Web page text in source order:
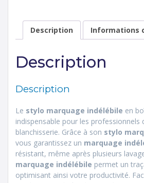
Description Informations
Description
Description
Le stylo marquage indélébile en
indispensable pour les professionnels
blanchisserie. Grâce à son stylo
vous garantissez un marquage
résistant, même après plusieurs
marquage indélébile permet un
optimisant ainsi votre productivité.